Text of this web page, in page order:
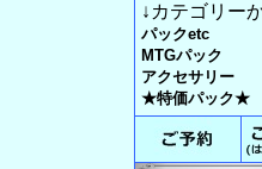
↓カテゴリー
パックetc
MTGパック
アクセサリー
★特価パック★